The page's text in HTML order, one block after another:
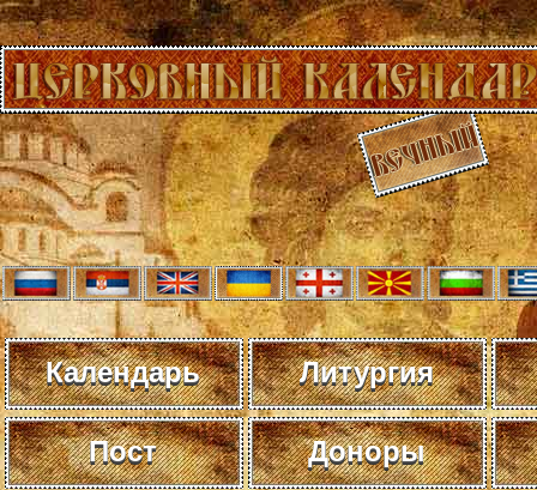
Календарь Литургия
Пост Доноры